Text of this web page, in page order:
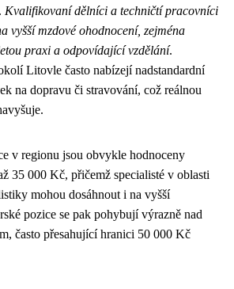
Kvalifikovaní dělníci a techničtí pracovníci
vyšší mzdové ohodnocení, zejména
praxi a odpovídající vzdělání.
Litovle často nabízejí nadstandardní
na dopravu či stravování, což reálnou
v regionu jsou obvykle hodnoceny
35 000 Kč, přičemž specialisté v oblasti
mohou dosáhnout i na vyšší
pozice se pak pohybují výrazně nad
často přesahující hranici 50 000 Kč